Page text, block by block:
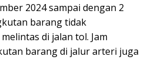
2024 sampai dengan 2
barang tidak
di jalan tol. Jam
barang di jalur arteri juga